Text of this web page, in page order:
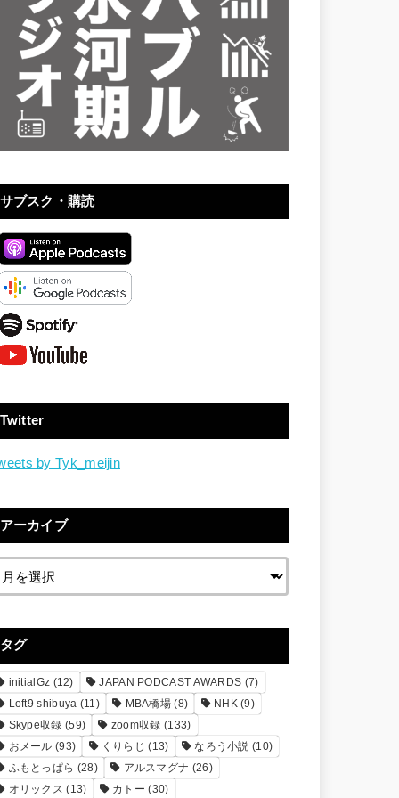
サブスク・購読
Twitter
by Tyk_meijin
アーカイブ
タグ
initialGz (12) JAPAN PODCAST AWARDS (7)
Loft9 shibuya (11) MBA橋場 (8) NHK (9)
Skype収録 (59) zoom収録 (133)
おメール (93) くりらじ (13) なろう小説 (10)
ふもとっぱら (28) アルスマグナ (26)
オリックス (13) カトー (30)